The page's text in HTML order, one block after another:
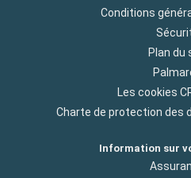
Conditions
Plan du
Les cookies
Charte de protection des
Information sur